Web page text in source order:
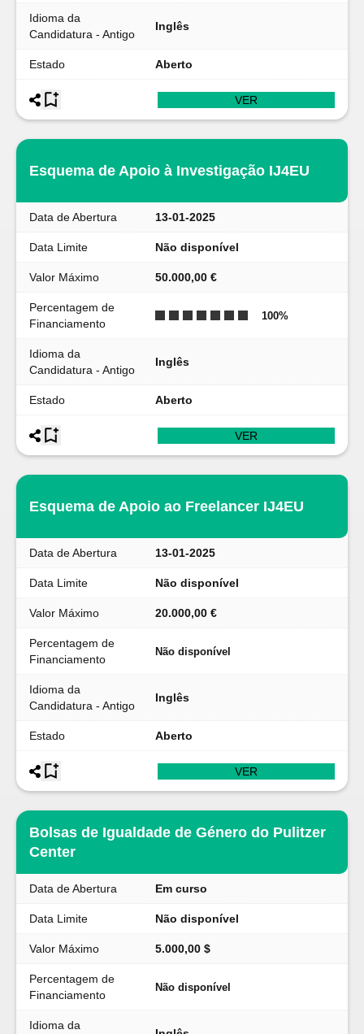
Idioma da
Candidatura - Antigo
Inglês
Estado Aberto
VER
Esquema de Apoio à Investigação IJ4EU
Data de Abertura 13-01-2025
Data Limite Não disponível
Valor Máximo 50.000,00 €
Percentagem de
Financiamento
100%
Idioma da
Candidatura - Antigo
Inglês
Estado Aberto
VER
Esquema de Apoio ao Freelancer IJ4EU
Data de Abertura 13-01-2025
Data Limite Não disponível
Valor Máximo 20.000,00 €
Percentagem de
Financiamento
Não disponível
Idioma da
Candidatura - Antigo
Inglês
Estado Aberto
VER
Bolsas de Igualdade de Género do Pulitzer
Center
Data de Abertura Em curso
Data Limite Não disponível
Valor Máximo 5.000,00 $
Percentagem de
Financiamento
Não disponível
Idioma da